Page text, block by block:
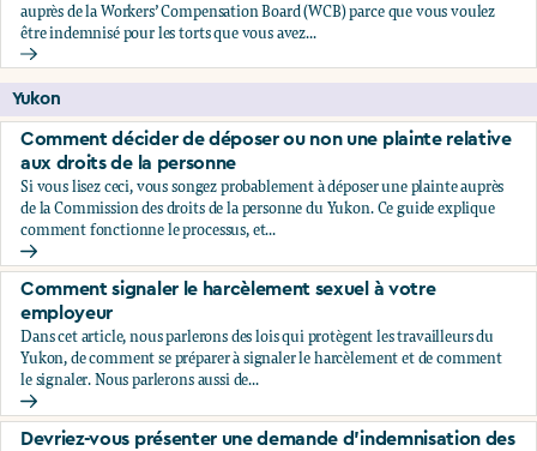
auprès de la Workers’ Compensation Board (WCB) parce que vous voulez
être indemnisé pour les torts que vous avez...
Devriez-vous présenter une demande d’indemnisation des
Yukon
Comment décider de déposer ou non une plainte relative
aux droits de la personne
Si vous lisez ceci, vous songez probablement à déposer une plainte auprès
de la Commission des droits de la personne du Yukon. Ce guide explique
comment fonctionne le processus, et...
Comment décider de déposer ou non une plainte relative
Comment signaler le harcèlement sexuel à votre
employeur
Dans cet article, nous parlerons des lois qui protègent les travailleurs du
Yukon, de comment se préparer à signaler le harcèlement et de comment
le signaler. Nous parlerons aussi de...
Comment signaler le harcèlement sexuel à votre employeur
Devriez-vous présenter une demande d'indemnisation des